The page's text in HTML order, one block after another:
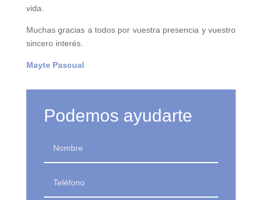
vida.
Muchas gracias a todos por vuestra presencia y vuestro
sincero interés.
Mayte Pascual
Podemos ayudarte